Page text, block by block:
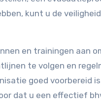
kunt u de
en trainingen aan
te volgen en
goed voorbereid
dat u een effectief